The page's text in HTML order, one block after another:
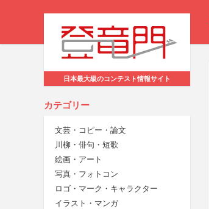
日本最大級のコンテスト情報サイト
カテゴリー
文芸・コピー・論文
川柳・俳句・短歌
絵画・アート
写真・フォトコン
ロゴ・マーク・キャラクター
イラスト・マンガ